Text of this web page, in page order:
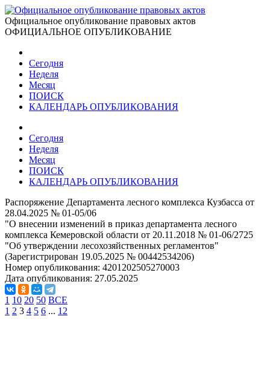
Официальное опубликование правовых актов
ОФИЦИАЛЬНОЕ ОПУБЛИКОВАНИЕ
Сегодня
Неделя
Месяц
ПОИСК
КАЛЕНДАРЬ ОПУБЛИКОВАНИЯ
Сегодня
Неделя
Месяц
ПОИСК
КАЛЕНДАРЬ ОПУБЛИКОВАНИЯ
Распоряжение Департамента лесного комплекса Кузбасса от
28.04.2025 № 01-05/06
"О внесении изменений в приказ департамента лесного
комплекса Кемеровской области от 20.11.2018 № 01-06/2725
"Об утверждении лесохозяйственных регламентов"
(Зарегистрирован 19.05.2025 № 00442534206)
Номер опубликования: 4201202505270003
Дата опубликования: 27.05.2025
1 10 20 50 ВСЕ
1 2 3 4 5 6 ... 12